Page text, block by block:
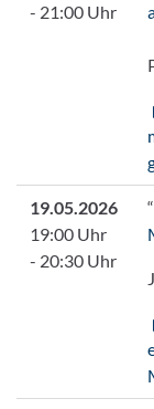
- 21:00 Uhr
19.05.2026
19:00 Uhr
- 20:30 Uhr
“